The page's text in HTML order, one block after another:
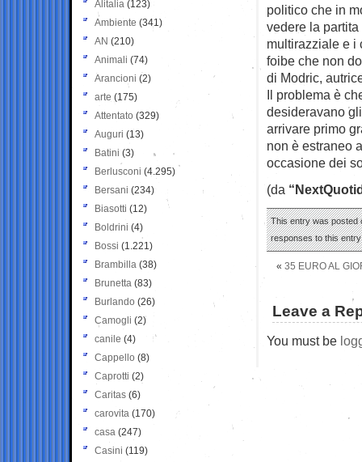
politico che in
vedere la
multirazziale e i
foibe che non
di Modric,
Il problema è
desideravano
arrivare primo
non è estraneo
occasione dei
(da
This entry was posted
responses to this
« 35 EURO AL
Leave a
You must be
Alitalia (123)
Ambiente (341)
AN (210)
Animali (74)
Arancioni (2)
arte (175)
Attentato (329)
Auguri (13)
Batini (3)
Berlusconi (4.295)
Bersani (234)
Biasotti (12)
Boldrini (4)
Bossi (1.221)
Brambilla (38)
Brunetta (83)
Burlando (26)
Camogli (2)
canile (4)
Cappello (8)
Caprotti (2)
Caritas (6)
carovita (170)
casa (247)
Casini (119)